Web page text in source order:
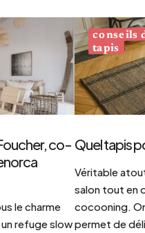
co-
le charme
refuge slow
conseils
tapis
Quel tapis
Véritable
salon tout en
cocooning.
permet de